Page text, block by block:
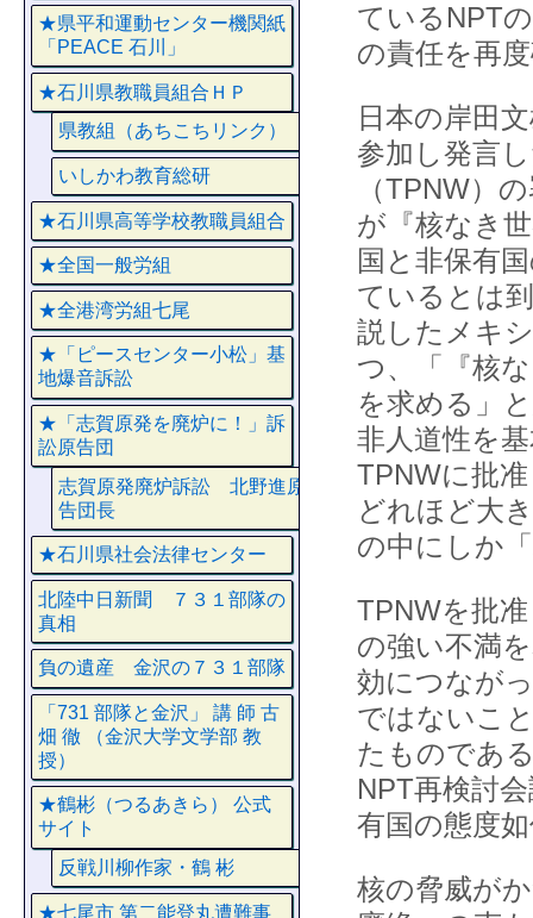
ているNPT
の責任を再
日本の岸田
参加し発言
（TPNW）
が『核なき
国と非保有
ているとは
説したメキ
つ、「『核
を求める」
非人道性を
TPNWに批
どれほど大
の中にしか
TPNWを批
の強い不満
効につなが
ではないこ
たものであ
NPT再検討
有国の態度
核の脅威が
★県平和運動センター機関紙
「PEACE 石川」
★石川県教職員組合ＨＰ
県教組（あちこちリンク）
いしかわ教育総研
★石川県高等学校教職員組合
★全国一般労組
★全港湾労組七尾
★「ピースセンター小松」基
地爆音訴訟
★「志賀原発を廃炉に！」訴
訟原告団
志賀原発廃炉訴訟 北野進原
告団長
★石川県社会法律センター
北陸中日新聞 ７３１部隊の
真相
負の遺産 金沢の７３１部隊
「731 部隊と金沢」 講 師 古
畑 徹 （金沢大学文学部 教
授）
★鶴彬（つるあきら） 公式
サイト
反戦川柳作家・鶴 彬
★七尾市 第二能登丸遭難事